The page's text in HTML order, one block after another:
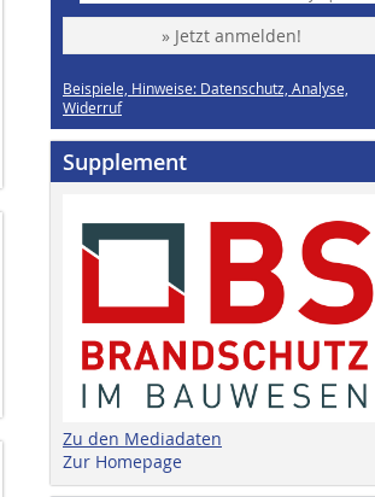
» Jetzt anmelden!
Beispiele, Hinweise: Datenschutz, Analyse,
Widerruf
Supplement
Zu den Mediadaten
Zur Homepage